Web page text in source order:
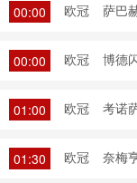
00:00
欧冠 萨巴
00:00 欧冠 博德
01:00 欧冠 考诺
01:30 欧冠 奈梅